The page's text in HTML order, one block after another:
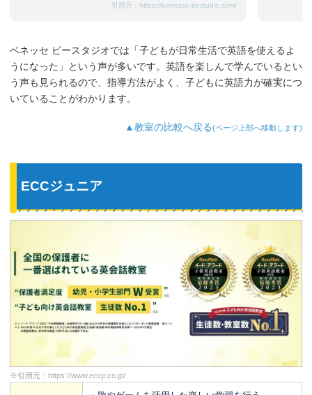
引用元： https://benesse-bestudio.com/
ベネッセ ビースタジオでは「子どもが日常生活で英語を使えるよ
うになった」という声が多いです。英語を楽しんで学んでいるとい
う声も見られるので、指導方法がよく、子どもに英語力が確実につ
いていることがわかります。
▲教室の比較へ戻る(ページ上部へ移動します)
ECCジュニア
※引用元： https://www.eccjr.co.jp/